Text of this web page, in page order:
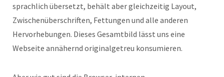
sprachlich übersetzt, behält aber gleichzeitig Layout,
Zwischenüberschriften, Fettungen und alle anderen
Hervorhebungen. Dieses Gesamtbild lässt uns eine
Webseite annähernd originalgetreu konsumieren.